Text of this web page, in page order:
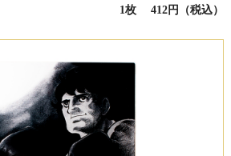
1枚 412円（税込）